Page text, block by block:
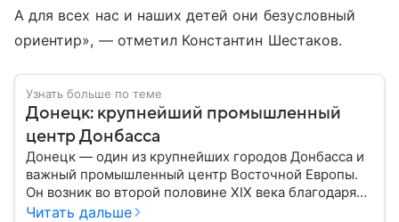
А для всех нас и наших детей они безусловный
ориентир», — отметил Константин Шестаков.
Узнать больше по теме
Донецк: крупнейший промышленный
центр Донбасса
Донецк — один из крупнейших городов Донбасса и
важный промышленный центр Восточной Европы.
Он возник во второй половине XIX века благодаря
развитию угледобычи и металлургии, а
Читать дальше